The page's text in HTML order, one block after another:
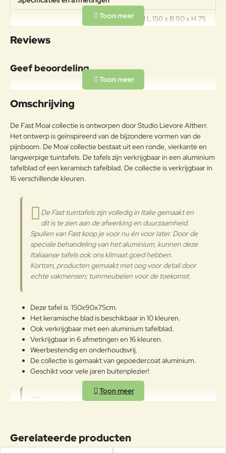
AFMETINGEN L 150 x B 90 x H 75
Reviews
Geef beoordeling
Uw naam:
g:
Note:HTML-code wordt niet vertaald!
Waarderin
Verder
Omschrijving
De Fast Moai collectie is ontworpen door Studio Lievore Altherr.
Het ontwerp is geïnspireerd van de bijzondere vormen van de
pijnboom. De Moai collectie bestaat uit een ronde, vierkante en
langwerpige tuintafels. De tafels zijn verkrijgbaar in een aluminium
tafelblad of een keramisch tafelblad. De collectie is verkrijgbaar in
16 verschillende kleuren.
De Fast tuintafels zijn volledig in Italie gemaakt en
dit is te zien aan de afwerking en duurzaamheid.
Spullen van Fast koop je voor nu én voor later. Door de
speciale behandeling van het aluminium, kunnen deze
Italiaanse tafels ook ons klimaat goed hebben.
Kortom, producten gemaakt met oog voor detail door
echte vakmensen; tuinmeubelen voor de toekomst.
Deze tafel is 150x90x75cm.
Het keramische blad is beschikbaar in 10 kleuren.
Ook verkrijgbaar met een aluminium tafelblad.
Verkrijgbaar in 6 afmetingen en 16 kleuren.
Weerbestendig en onderhoudsvrij.
De collectie is gemaakt van gepoedercoat aluminium.
Geschikt voor vele jaren buitenplezier!
Kom de Fast meubels bewonderen bij Veurst, bijna
In onze winkel kunt u ook stoelen van Fast bekijken die
al ruim tien jaar buiten staan. Nog steeds net zo mooi
Gerelateerde producten